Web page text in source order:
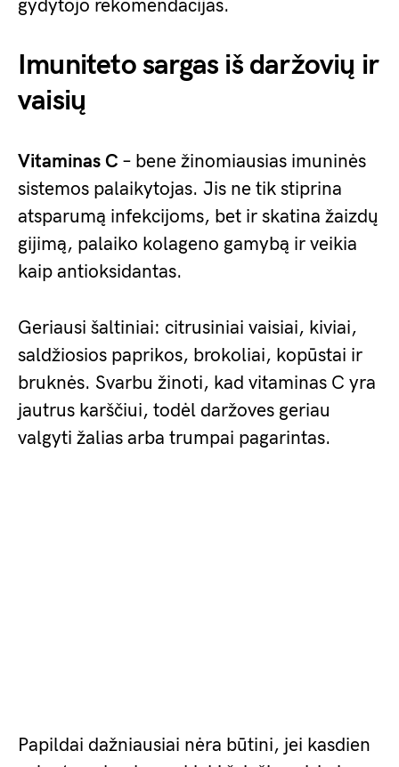
gydytojo rekomendacijas.
Imuniteto sargas iš daržovių ir
vaisių
Vitaminas C – bene žinomiausias imuninės
sistemos palaikytojas. Jis ne tik stiprina
atsparumą infekcijoms, bet ir skatina žaizdų
gijimą, palaiko kolageno gamybą ir veikia
kaip antioksidantas.
Geriausi šaltiniai: citrusiniai vaisiai, kiviai,
saldžiosios paprikos, brokoliai, kopūstai ir
bruknės. Svarbu žinoti, kad vitaminas C yra
jautrus karščiui, todėl daržoves geriau
valgyti žalias arba trumpai pagarintas.
Papildai dažniausiai nėra būtini, jei kasdien